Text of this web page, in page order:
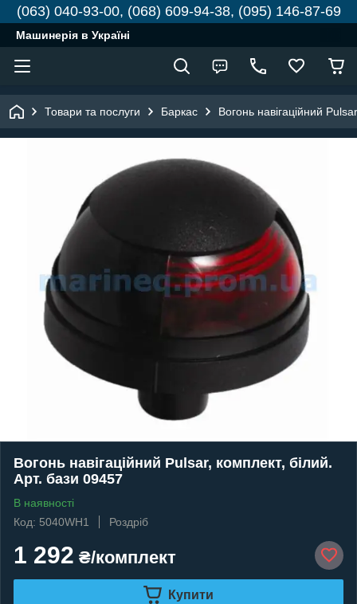
(063) 040-93-00, (068) 609-94-38, (095) 146-87-69
Машинерія в Україні
Товари та послуги Баркас Вогонь навігаційний
Вогонь навігаційний Pulsar, комплект, білий.
Арт. бази 09457
В наявності
Код: 5040WH1
Роздріб
1 292 ₴/комплект
Купити